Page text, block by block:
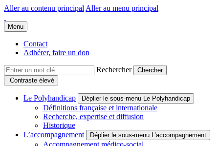
Aller au contenu principal Aller au menu principal
Groupe Polyhandicap France
Faire connaître et reconnaître les personnes polyhandicapées dans
Menu
Contact
Adhérer, faire un don
Rechercher
Contraste élevé
Le Polyhandicap Déplier le sous-menu Le Polyhandicap
Définitions française et internationale
Recherche, expertise et diffusion
Historique
L’accompagnement
Déplier le sous-menu L’accompagnement
Accompagnement médico-social